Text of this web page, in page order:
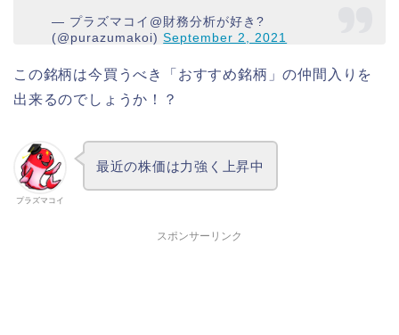
— プラズマコイ@財務分析が好き?
(@purazumakoi)September 2, 2021
この銘柄は今買うべき「おすすめ銘柄」の仲間入りを
出来るのでしょうか！？
プラズマコイ
最近の株価は力強く上昇中
スポンサーリンク